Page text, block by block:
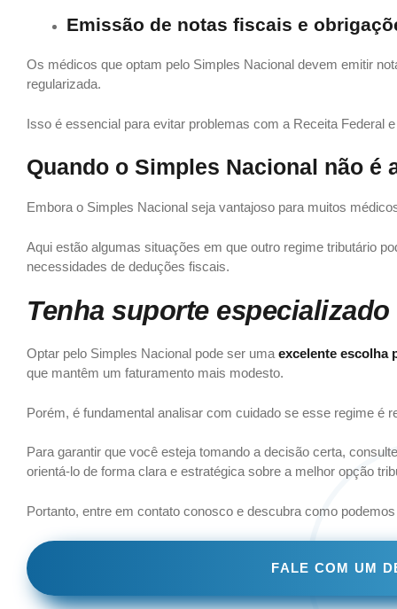
Emissão de notas fiscais e
Os médicos que optam pelo Simples Nacional devem emitir
regularizada.
Isso é essencial para evitar problemas com a Receita Federal
Quando o Simples Nacional não
Embora o Simples Nacional seja vantajoso para muitos
Aqui estão algumas situações em que outro regime tributário
necessidades de deduções fiscais.
Tenha suporte
Optar pelo Simples Nacional pode ser uma excelente escolha
que mantêm um faturamento mais modesto.
Porém, é fundamental analisar com cuidado se esse regime é
Para garantir que você esteja tomando a decisão certa,
orientá-lo de forma clara e estratégica sobre a melhor opção
Portanto, entre em contato conosco e descubra como
FALE COM UM